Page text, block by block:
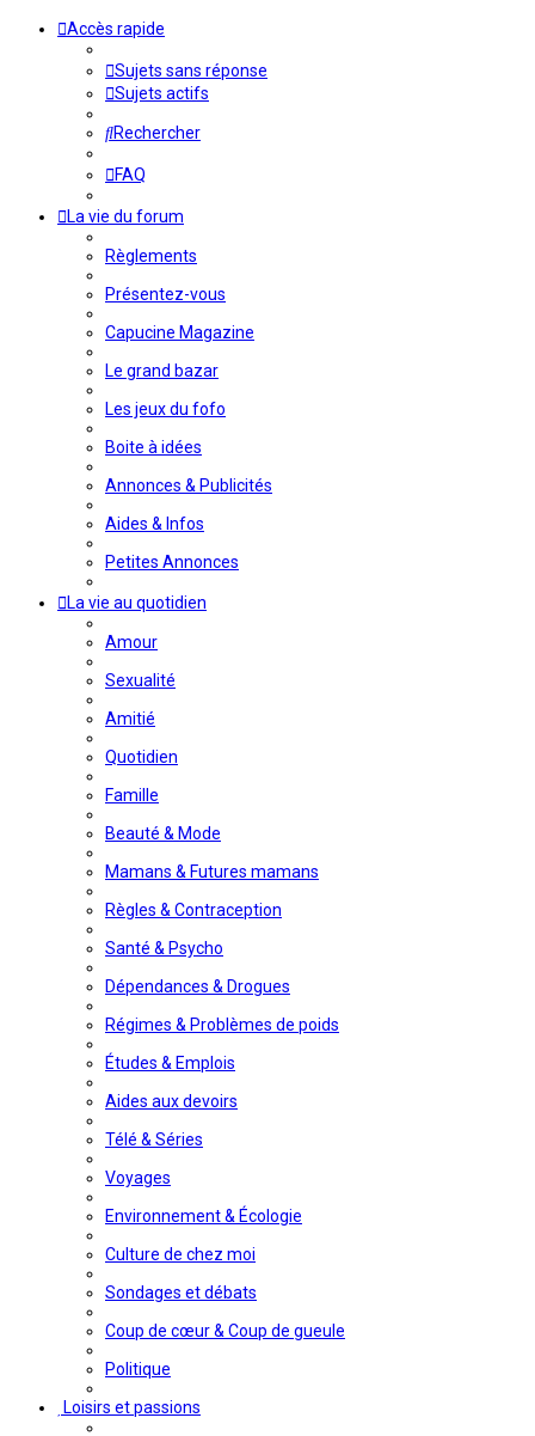
Accès rapide
Sujets sans réponse
Sujets actifs
Rechercher
FAQ
La vie du forum
Règlements
Présentez-vous
Capucine Magazine
Le grand bazar
Les jeux du fofo
Boite à idées
Annonces & Publicités
Aides & Infos
Petites Annonces
La vie au quotidien
Amour
Sexualité
Amitié
Quotidien
Famille
Beauté & Mode
Mamans & Futures mamans
Règles & Contraception
Santé & Psycho
Dépendances & Drogues
Régimes & Problèmes de poids
Études & Emplois
Aides aux devoirs
Télé & Séries
Voyages
Environnement & Écologie
Culture de chez moi
Sondages et débats
Coup de cœur & Coup de gueule
Politique
Loisirs et passions